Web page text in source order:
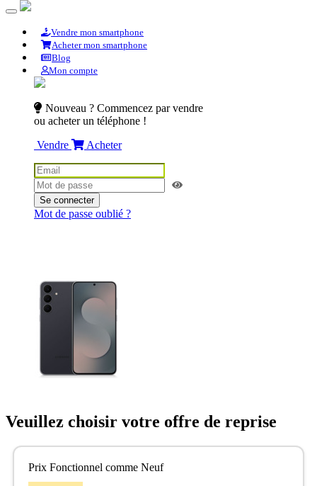
Vendre mon smartphone
Acheter mon smartphone
Blog
Mon compte
Nouveau ? Commencez par vendre
ou acheter un téléphone !
Vendre
Acheter
Se connecter
Mot de passe oublié ?
Veuillez choisir votre offre de reprise
Prix Fonctionnel comme Neuf